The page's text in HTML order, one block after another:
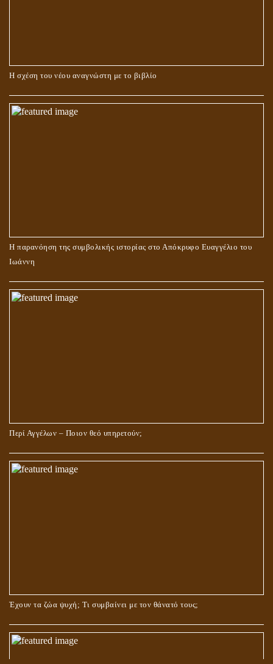
Η σχέση του νέου αναγνώστη με το βιβλίο
Η παρανόηση της συμβολικής ιστορίας στο Απόκρυφο Ευαγγέλιο του
Ιωάννη
Περί Αγγέλων – Ποιον θεό υπηρετούν;
Έχουν τα ζώα ψυχή; Τι συμβαίνει με τον θάνατό τους;